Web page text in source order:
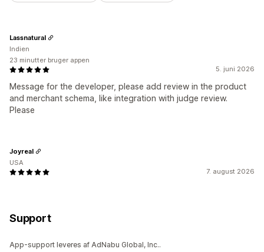
5. juni 2026
Message for the developer, please add review in the product
and merchant schema, like integration with judge review.
Please
Lassnatural
Indien
23 minutter bruger appen
7. august 2026
Joyreal
USA
Support
App-support leveres af AdNabu Global, Inc..